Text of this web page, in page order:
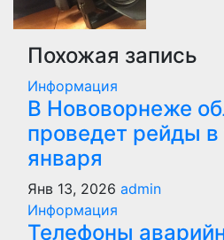
Похожая запись
Информация
В Нововорнеже
проведет рейды в
января
Янв 13, 2026 admin
Информация
Телефоны